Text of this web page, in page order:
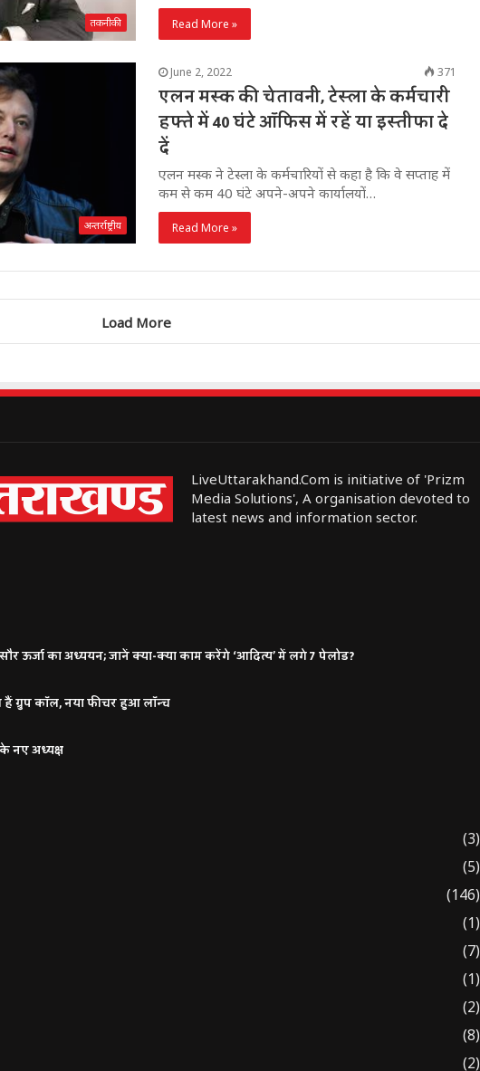
तकनीकी Read More »
अन्तर्राष्ट्रीय
June 2, 2022 371
एलन मस्क की चेतावनी, टेस्ला के कर्मचारी
हफ्ते में 40 घंटे ऑफिस में रहें या इस्तीफा दे
दें
एलन मस्क ने टेस्ला के कर्मचारियों से कहा है कि वे सप्ताह में
कम से कम 40 घंटे अपने-अपने कार्यालयों…
Read More »
Load More
LiveUttarakhand.Com is initiative of 'Prizm
Media Solutions', A organisation devoted to
latest news and information sector.
ऊर्जा का अध्ययन; जानें क्या-क्या काम करेंगे ‘आदित्य’ में लगे 7 पेलोड?
ग्रुप कॉल, नया फीचर हुआ लॉन्च
नए अध्यक्ष
(3)
(5)
(146)
(1)
(7)
(1)
(2)
(8)
(2)